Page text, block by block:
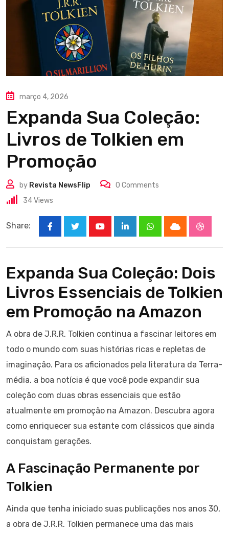
março 4, 2026
Expanda Sua Coleção:
Livros de Tolkien em
Promoção
by Revista NewsFlip 0 Comments
34Views
Share:
LinkedInWhatsappCloud
Expanda Sua Coleção: Dois
Livros Essenciais de Tolkien
em Promoção na Amazon
A obra de J.R.R. Tolkien continua a fascinar leitores em
todo o mundo com suas histórias ricas e repletas de
imaginação. Para os aficionados pela literatura da Terra-
média, a boa notícia é que você pode expandir sua
coleção com duas obras essenciais que estão
atualmente em promoção na Amazon. Descubra agora
como enriquecer sua estante com clássicos que ainda
conquistam gerações.
A Fascinação Permanente por
Tolkien
Ainda que tenha iniciado suas publicações nos anos 30,
a obra de J.R.R. Tolkien permanece uma das mais